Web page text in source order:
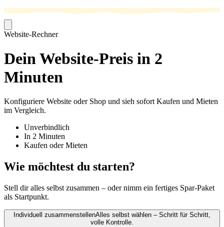
Website-Rechner
Dein Website-Preis in 2
Minuten
Konfiguriere Website oder Shop und sieh sofort Kaufen und Mieten
im Vergleich.
Unverbindlich
In 2 Minuten
Kaufen oder Mieten
Wie möchtest du starten?
Stell dir alles selbst zusammen – oder nimm ein fertiges Spar-Paket
als Startpunkt.
Individuell zusammenstellenAlles selbst wählen – Schritt für Schritt,
volle Kontrolle.